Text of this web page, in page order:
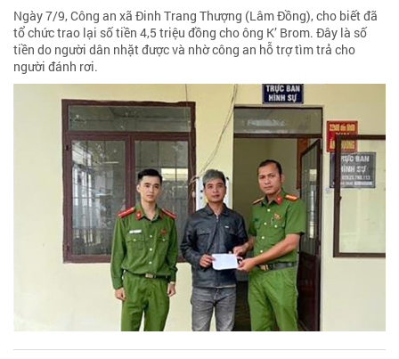
Ngày 7/9, Công an xã Đinh Trang Thượng (Lâm Đồng), cho biết đã
tổ chức trao lại số tiền 4,5 triệu đồng cho ông K’ Brom. Đây là số
tiền do người dân nhặt được và nhờ công an hỗ trợ tìm trả cho
người đánh rơi.